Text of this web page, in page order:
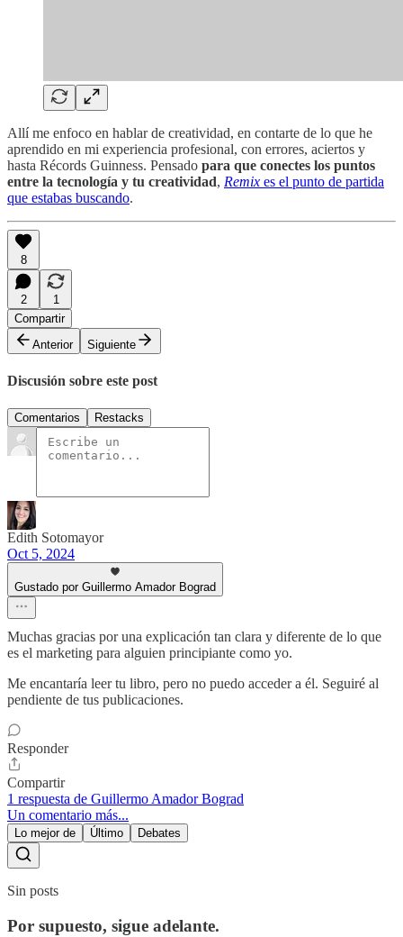
Allí me enfoco en hablar de creatividad, en contarte de lo que he
aprendido en mi experiencia profesional, con errores, aciertos y
hasta Récords Guinness. Pensado para que conectes los puntos
entre la tecnología y tu creatividad, Remix es el punto de partida
que estabas buscando.
8
2
1
Compartir
Anterior
Siguiente
Discusión sobre este post
Comentarios Restacks
Edith Sotomayor
Oct 5, 2024
Gustado por Guillermo Amador Bograd
Muchas gracias por una explicación tan clara y diferente de lo que
es el marketing para alguien principiante como yo.
Me encantaría leer tu libro, pero no puedo acceder a él. Seguiré al
pendiente de tus publicaciones.
Responder
Compartir
1 respuesta de Guillermo Amador Bograd
Un comentario más...
Lo mejor de Último Debates
Sin posts
Por supuesto, sigue adelante.